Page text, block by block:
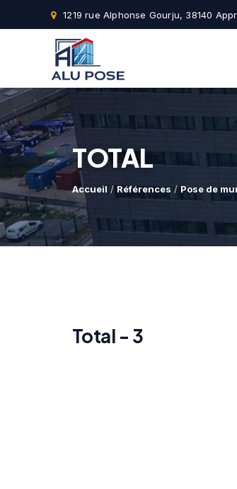
1219 rue Alphonse Gourju, 38140
TOTAL
Accueil / Références /Pose de
Total - 3